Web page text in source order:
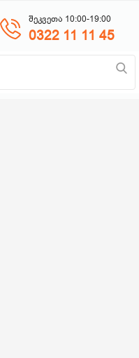
შეკვეთა 10:00-19:00
0322 11 11 45